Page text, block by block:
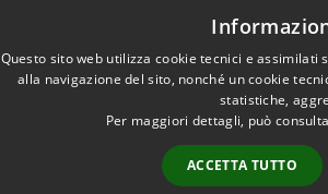
Questo sito web utilizza cookie tecnici e
alla navigazione del sito, nonché un cookie
statistiche,
Per maggiori dettagli, può
ACCETTA TUTTO